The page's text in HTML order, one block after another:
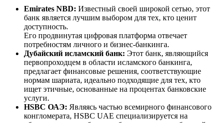
Emirates NBD: Известный своей широкой сетью, этот
банк является лучшим выбором для тех, кто ценит
доступность.
Его продвинутая цифровая платформа отвечает
потребностям личного и бизнес-банкинга.
Дубайский исламский банк: Этот банк, являющийся
первопроходцем в области исламского банкинга,
предлагает финансовые решения, соответствующие
нормам шариата, идеально подходящие для тех, кто
ищет этичные, основанные на процентах банковские
услуги.
HSBC ОАЭ: Являясь частью всемирного финансового
конгломерата, HSBC UAE специализируется на